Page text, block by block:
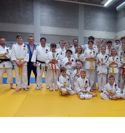
Jaak Boeve -
nagedachtenis van onze Senseï